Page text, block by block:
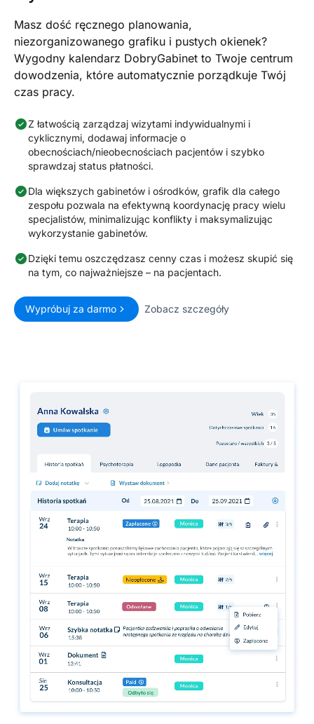
Masz dość ręcznego planowania,
niezorganizowanego grafiku i pustych okienek?
Wygodny kalendarz DobryGabinet to Twoje centrum
dowodzenia, które automatycznie porządkuje Twój
czas pracy.
Z łatwością zarządzaj wizytami indywidualnymi i
cyklicznymi, dodawaj informacje o
obecnościach/nieobecnościach pacjentów i szybko
sprawdzaj status płatności.
Dla większych gabinetów i ośrodków, grafik dla całego
zespołu pozwala na efektywną koordynację pracy wielu
specjalistów, minimalizując konflikty i maksymalizując
wykorzystanie gabinetów.
Dzięki temu oszczędzasz cenny czas i możesz skupić się
na tym, co najważniejsze – na pacjentach.
Wypróbuj za darmo Zobacz szczegóły